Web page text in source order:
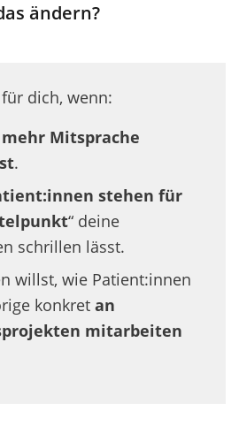
ändern?
dich, wenn:
Mitsprache
.
stehen für
“ deine
schrillen lässt.
willst, wie Patient:innen
konkret an
mitarbeiten